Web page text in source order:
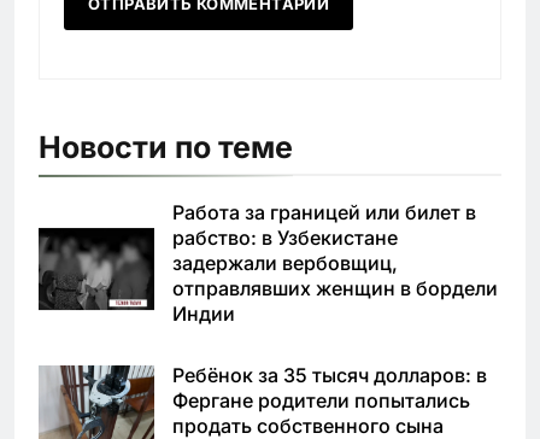
Новости по теме
Работа за границей или билет в
рабство: в Узбекистане
задержали вербовщиц,
отправлявших женщин в бордели
Индии
Ребёнок за 35 тысяч долларов: в
Фергане родители попытались
продать собственного сына